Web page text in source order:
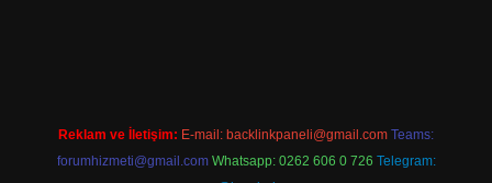
Reklam ve İletişim: E-mail: backlinkpaneli@gmail.com Teams:
forumhizmeti@gmail.com Whatsapp: 0262 606 0 726 Telegram: